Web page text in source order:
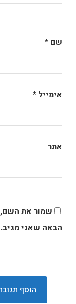
שם *
אימייל *
אתר
שמור את
הבאה שאני מגיב.